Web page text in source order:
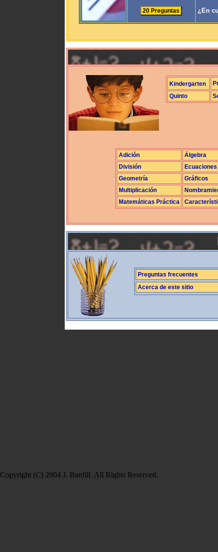
¿En
Kindergarten
Quinto
Adición
Álgebra
División
Ecuaciones
Geometría
Gráficos
Multiplicación
Matemáticas Práctica
Preguntas frecuentes
Acerca de este sitio
Copyright (C) 2004 J. Banfill. All Rights Reserved.